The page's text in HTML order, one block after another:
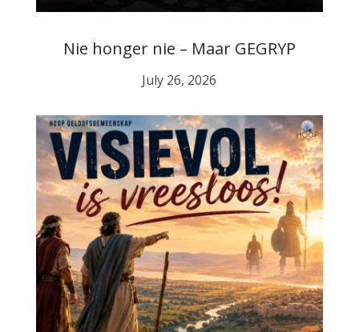
Nie honger nie – Maar GEGRYP
July 26, 2026